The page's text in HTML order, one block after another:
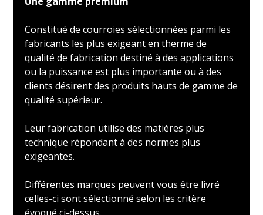
Constitué de courroies sélectionnées parmi les
fabricants les plus exigeant en therme de
qualité de fabrication destiné à des applications
ou la puissance est plus importante ou à des
clients désirent des produits hauts de gamme de
qualité supérieur.
Leur fabrication utilise des matières plus
technique répondant à des normes plus
exigeantes.
Différentes marques peuvent vous être livré
celles-ci sont sélectionné selon les critère